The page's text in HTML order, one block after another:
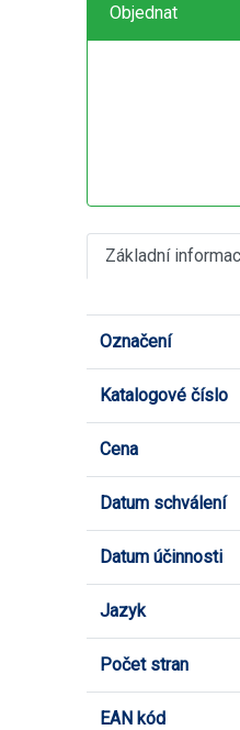
Objednat
Základní
Označení
Katalogové číslo
Cena
Datum schválení
Datum účinnosti
Jazyk
Počet stran
EAN kód